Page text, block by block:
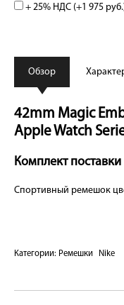
+ 25% НДС (+1 975 руб.
Обзор
42mm Magic
Apple Watch
Комплект поставки
Спортивный ремешок
Категории: Ремешки Nike